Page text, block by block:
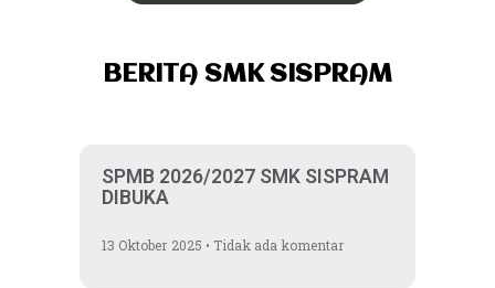
BERITA SMK SISPRAM
SPMB 2026/2027 SMK SISPRAM
DIBUKA
13 Oktober 2025 Tidak ada komentar